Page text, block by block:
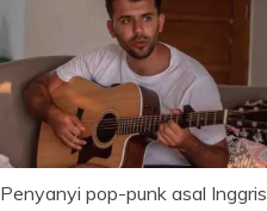
Penyanyi pop-punk asal Inggris,